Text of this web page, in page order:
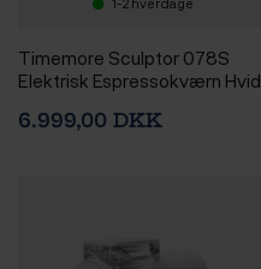
Timemore Sculptor 078S
Elektrisk Espressokværn Hvid
6.999,00 DKK